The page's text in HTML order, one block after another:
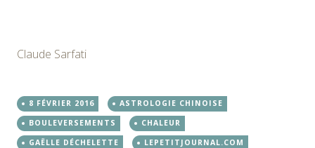
Claude Sarfati
8 FÉVRIER 2016
ASTROLOGIE CHINOISE
BOULEVERSEMENTS
CHALEUR
GAËLLE DÉCHELETTE
LEPETITJOURNAL.COM